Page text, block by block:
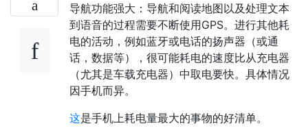
导航功能强大：导航和阅读地图以及处理文本
到语音的过程需要不断使用GPS。进行其他耗
电的活动，例如蓝牙或电话的扬声器（或通
话，数据等），很可能耗电的速度比从充电器
（尤其是车载充电器）中取电要快。具体情况
因手机而异。
这是手机上耗电量最大的事物的好清单。